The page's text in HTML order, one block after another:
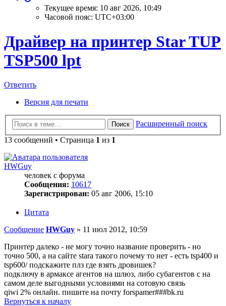
Текущее время: 10 авг 2026, 10:49
Часовой пояс: UTC+03:00
Драйвер на принтер Star TUP
TSP500 lpt
Ответить
Версия для печати
Поиск
Расширенный поиск
13 сообщений • Страница 1 из 1
HWGuy
человек с форума
Сообщения: 10617
Зарегистрирован: 05 авг 2006, 15:10
Цитата
Сообщение HWGuy » 11 июл 2012, 10:59
Принтер далеко - не могу точно название проверить - но
точно 500, а на сайте stara такого почему то нет - есть tsp400 и
tsp600/ подскажите плз где взять дровишек?
подключу в армаксе агентов на шлюз, либо субагентов с на
самом деле выгодными условиями на сотовую связь
qiwi 2% онлайн. пишите на почту forspamer###bk.ru
Вернуться к началу